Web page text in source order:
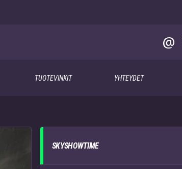
@
TUOTEVINKIT YHTEYDET
SKYSHOWTIME